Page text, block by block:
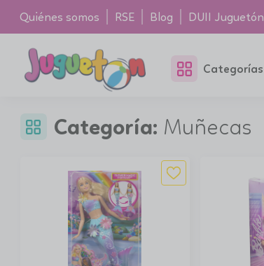
Quiénes somos RSE Blog DUII Juguetón
Categorías
Categoría: Muñecas